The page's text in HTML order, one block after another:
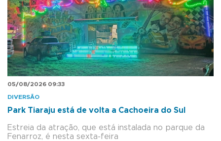
05/08/2026 09:33
DIVERSÃO
Park Tiaraju está de volta a Cachoeira do Sul
Estreia da atração, que está instalada no parque da
Fenarroz, é nesta sexta-feira